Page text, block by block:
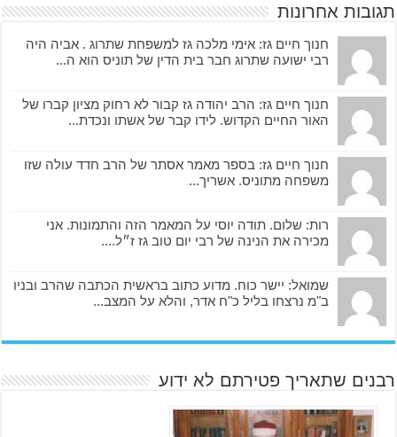
תגובות אחרונות
חנוך חיים גז: אימי מלכה גז למשפחת שתרוג . אביה היה
רבי ישועה שתרוג חבר בית הדין של תוניס הוא ה...
חנוך חיים גז: הרב יהודה גז קבור לא רחוק מציון קברו של
האור החיים הקדוש. לידו קבר של אשתו ונכדת...
חנוך חיים גז: בספר מאמר אסתר של הרב חדד עולה שזו
משפחה מתוניס. אשריך...
רות: שלום. תודה יוסי על המאמר הזה והתמונות. אני
מכירה את הנינה של רבי יום טוב גז ז״ל....
שמואל: יישר כוח. מדוע כתוב בראשית הכתבה שהרב ובניו
ב"מ נרצחו בליל כ"ח אדר, והלא על המצב...
רבנים שתאריך פטירתם לא ידוע